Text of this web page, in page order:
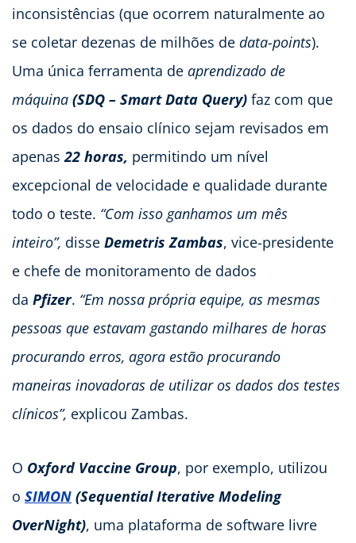
inconsistências (que ocorrem naturalmente ao
se coletar dezenas de milhões de data-points).
Uma única ferramenta de aprendizado de
máquina (SDQ – Smart Data Query) faz com que
os dados do ensaio clínico sejam revisados em ​​
apenas22 horas, permitindo um nível
excepcional de velocidade e qualidade durante
todo o teste. “Com isso ganhamos um mês
inteiro”, disse Demetris Zambas, vice-presidente
e chefe de monitoramento de dados
da Pfizer. “Em nossa própria equipe, as mesmas
pessoas que estavam gastando milhares de horas
procurando erros, agora estão procurando
maneiras inovadoras de utilizar os dados dos testes
clínicos”, explicou Zambas.
O Oxford Vaccine Group, por exemplo, utilizou
o SIMON (Sequential Iterative Modeling
OverNight), uma plataforma de software livre